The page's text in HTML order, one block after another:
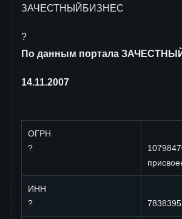
ЗАЧЕСТНЫЙБИЗНЕС
?
По данным портала
14.11.2007
ОГРН
?
ИНН
?